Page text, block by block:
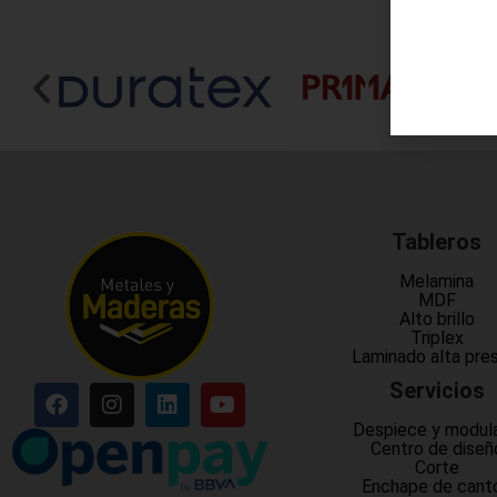
Tableros
Melamina
MDF
Alto brillo
Triplex
Laminado alta
Servicios
Despiece y
Centro de
Corte
Enchape de